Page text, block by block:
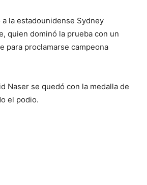
la estadounidense Sydney
quien dominó la prueba con un
para proclamarse campeona
Naser se quedó con la medalla de
el podio.